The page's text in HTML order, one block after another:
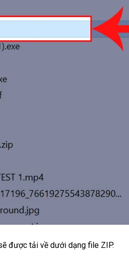
được tải về dưới dạng file ZIP.